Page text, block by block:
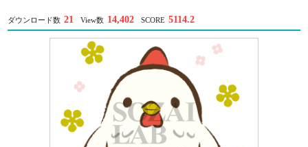
ダウンロード数 21 View数 14,402 SCORE 5114.2